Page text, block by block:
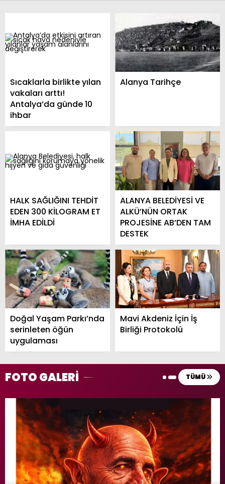
Sıcaklarla birlikte yılan
vakaları arttı!
Antalya’da günde 10
ihbar
Alanya Tarihçe
HALK SAĞLIĞINI TEHDİT
EDEN 300 KİLOGRAM ET
İMHA EDİLDİ
ALANYA BELEDİYESİ VE
ALKÜ’NÜN ORTAK
PROJESİNE AB’DEN TAM
DESTEK
Doğal Yaşam Parkı’nda
serinleten öğün
uygulaması
Mavi Akdeniz İçin İş
Birliği Protokolü
FOTO GALERİ TÜMÜ